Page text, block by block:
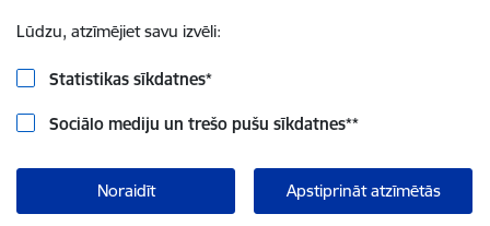
Lūdzu, atzīmējiet savu izvēli:
Statistikas sīkdatnes*
Sociālo mediju un trešo pušu sīkdatnes**
Noraidīt Apstiprināt atzīmētās